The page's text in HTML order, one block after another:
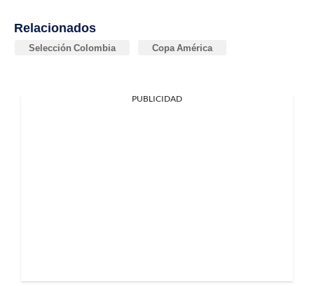
Relacionados
Selección Colombia Copa América
PUBLICIDAD